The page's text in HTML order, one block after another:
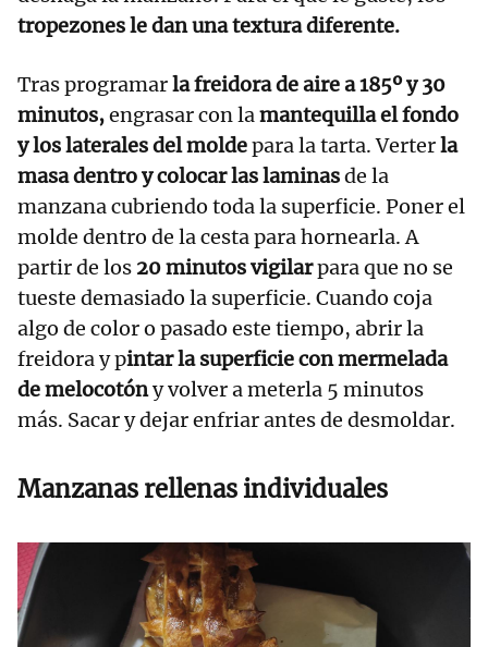
tropezones le dan una textura diferente.
Tras programarla freidora de aire a 185º y 30
minutos,engrasar con lamantequilla el fondo
y los laterales del moldepara la tarta. Verterla
masa dentro y colocar las laminasde la
manzana cubriendo toda la superficie. Poner el
molde dentro de la cesta para hornearla. A
partir de los 20 minutos vigilarpara que no se
tueste demasiado la superficie. Cuando coja
algo de color o pasado este tiempo, abrir la
freidora y pintar la superficie con mermelada
de melocotóny volver a meterla 5 minutos
más. Sacar y dejar enfriar antes de desmoldar.
Manzanas rellenas individuales